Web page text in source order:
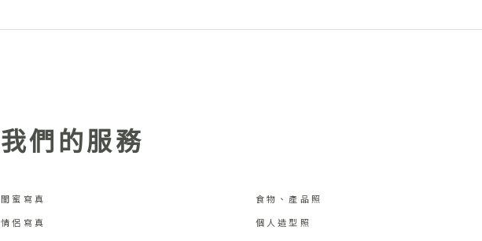
我們的服務
閨蜜寫真
情侶寫真
食物、產品照
個人造型照